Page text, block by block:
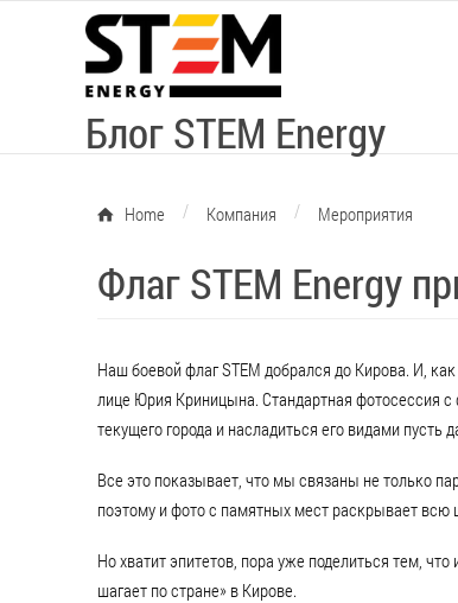
Блог STEM Energy
Home / Компания / Мероприятия
Флаг STEM Energy
Наш боевой флаг STEM добрался до Кирова. И,
лице Юрия Криницына. Стандартная фотосессия
текущего города и насладиться его видами пусть
Все это показывает, что мы связаны не только
поэтому и фото с памятных мест раскрывает всю
Но хватит эпитетов, пора уже поделиться тем,
шагает по стране» в Кирове.